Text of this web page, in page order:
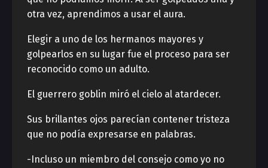
otra vez, aprendimos a usar el aura.
Elegir a uno de los hermanos mayores y
golpearlos en su lugar fue el proceso para ser
reconocido como un adulto.
El guerrero goblin miró el cielo al atardecer.
Sus brillantes ojos parecían contener tristeza
que no podía expresarse en palabras.
-Incluso un miembro del consejo como yo no